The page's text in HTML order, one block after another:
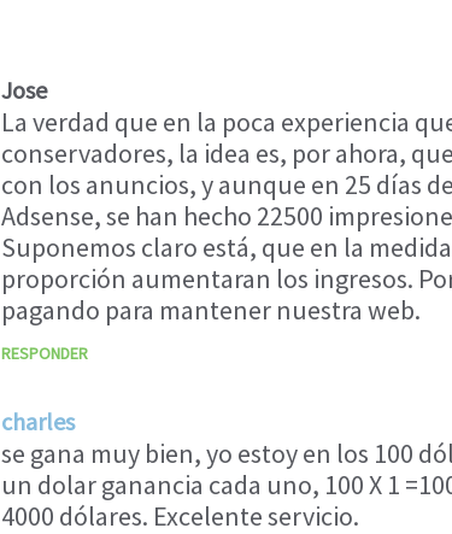
Jose
La verdad que en la poca experiencia
conservadores, la idea es, por ahora,
con los anuncios, y aunque en 25 días
Adsense, se han hecho 22500
Suponemos claro está, que en la
proporción aumentaran los ingresos.
pagando para mantener nuestra web.
RESPONDER
charles
se gana muy bien, yo estoy en los 100
un dolar ganancia cada uno, 100 X 1
4000 dólares. Excelente servicio.